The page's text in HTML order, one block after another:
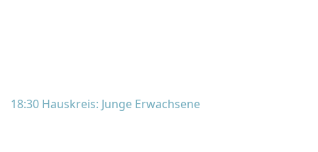
18:30 Hauskreis: Junge Erwachsene